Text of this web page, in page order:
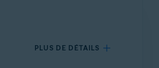
PLUS DE DÉTAILS